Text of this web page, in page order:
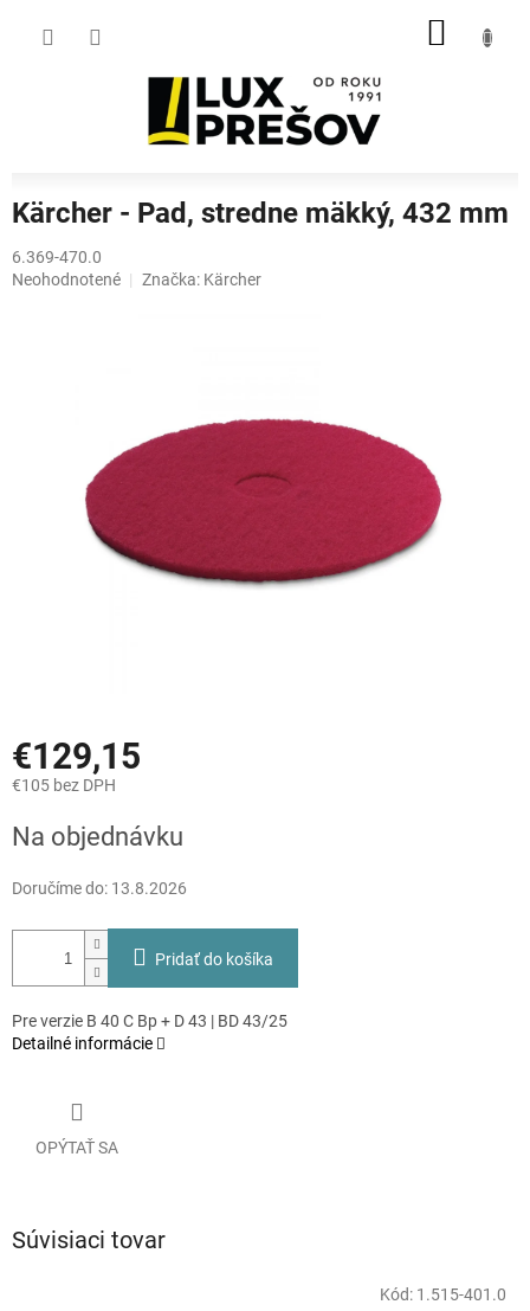
Kärcher - Pad, stredne mäkký, 432 mm
6.369-470.0
Priemerné
Neohodnotené Značka: Kärcher
€129,15
€105 bez DPH
cena:
Na objednávku
Doručíme do: 13.8.2026
Pridať do košíka
Pre verzie B 40 C Bp + D 43 | BD 43/25
Detailné informácie
OPÝTAŤ SA
Súvisiaci tovar
Kód: 1.515-401.0